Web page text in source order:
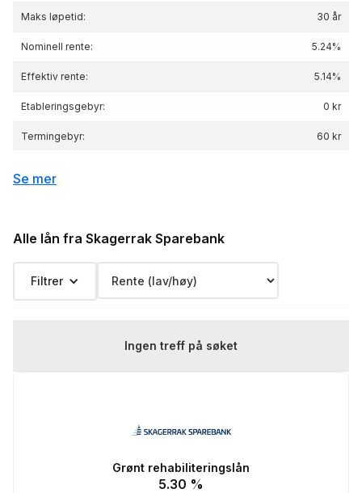
Maks løpetid: 30 år
Nominell rente: 5.24%
Effektiv rente: 5.14%
Etableringsgebyr: 0 kr
Termingebyr: 60 kr
Se mer
Alle lån fra Skagerrak Sparebank
Filtrer
Ingen treff på søket
Grønt rehabiliteringslån
5.30 %